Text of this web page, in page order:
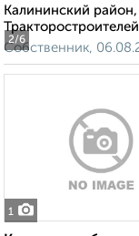
2/6
Калининский
Собственник,
1